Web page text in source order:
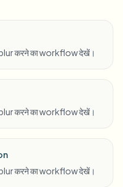
blur करने का workflow देखें।
blur करने का workflow देखें।
blur करने का workflow देखें।